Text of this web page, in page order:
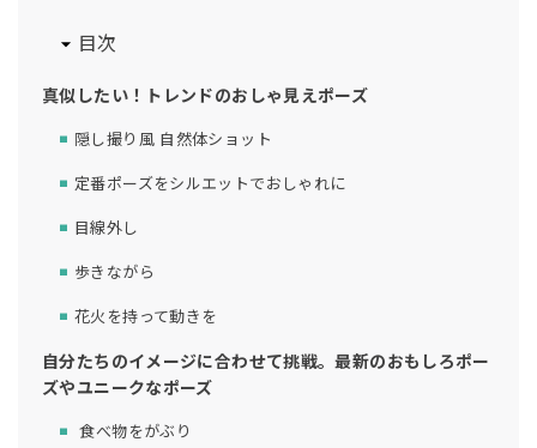
目次
真似したい！トレンドのおしゃ見えポーズ
隠し撮り風 自然体ショット
定番ポーズをシルエットでおしゃれに
目線外し
歩きながら
花火を持って動きを
自分たちのイメージに合わせて挑戦。最新のおもしろポー
ズやユニークなポーズ
食べ物をがぶり